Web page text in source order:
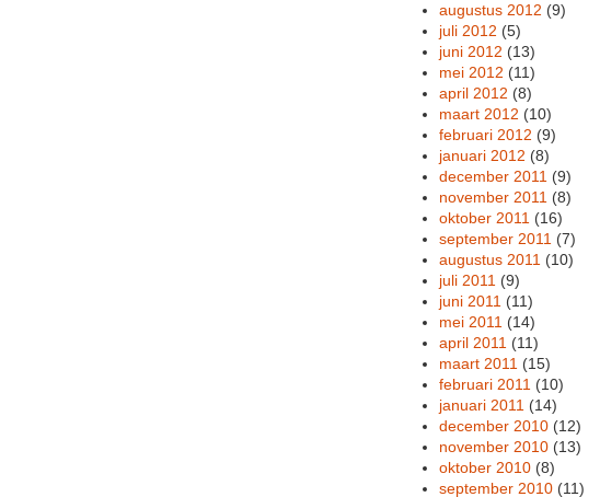
augustus 2012 (9)
juli 2012 (5)
juni 2012 (13)
mei 2012 (11)
april 2012 (8)
maart 2012 (10)
februari 2012 (9)
januari 2012 (8)
december 2011 (9)
november 2011 (8)
oktober 2011 (16)
september 2011 (7)
augustus 2011 (10)
juli 2011 (9)
juni 2011 (11)
mei 2011 (14)
april 2011 (11)
maart 2011 (15)
februari 2011 (10)
januari 2011 (14)
december 2010 (12)
november 2010 (13)
oktober 2010 (8)
september 2010 (11)